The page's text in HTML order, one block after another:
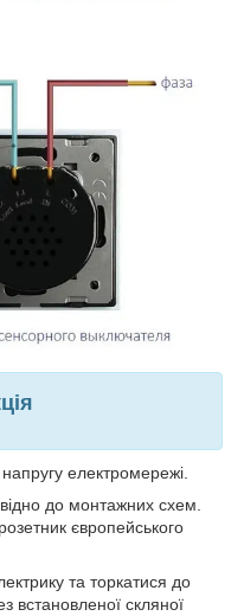
електромережі.
до монтажних схем.
європейського
та торкатися до
встановленої скляної